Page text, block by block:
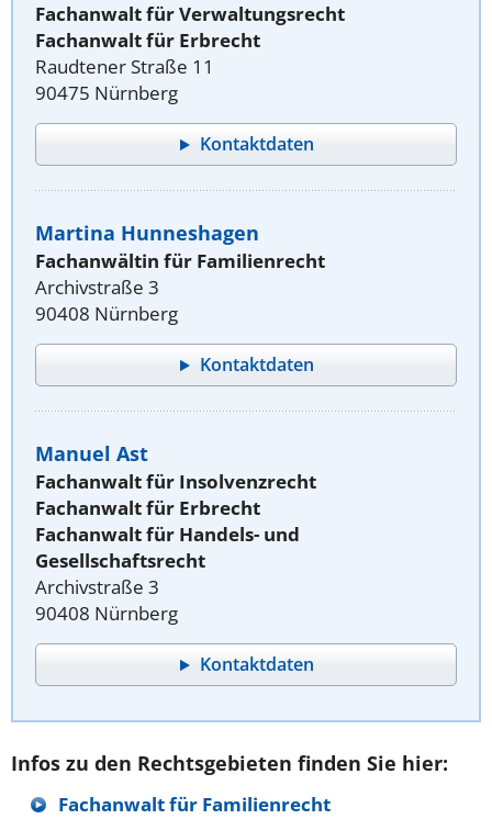
Fachanwalt für Verwaltungsrecht
Fachanwalt für Erbrecht
Raudtener Straße 11
90475 Nürnberg
Kontaktdaten
Martina Hunneshagen
Fachanwältin für Familienrecht
Archivstraße 3
90408 Nürnberg
Kontaktdaten
Manuel Ast
Fachanwalt für Insolvenzrecht
Fachanwalt für Erbrecht
Fachanwalt für Handels- und
Gesellschaftsrecht
Archivstraße 3
90408 Nürnberg
Kontaktdaten
Infos zu den Rechtsgebieten finden Sie hier:
Fachanwalt für Familienrecht